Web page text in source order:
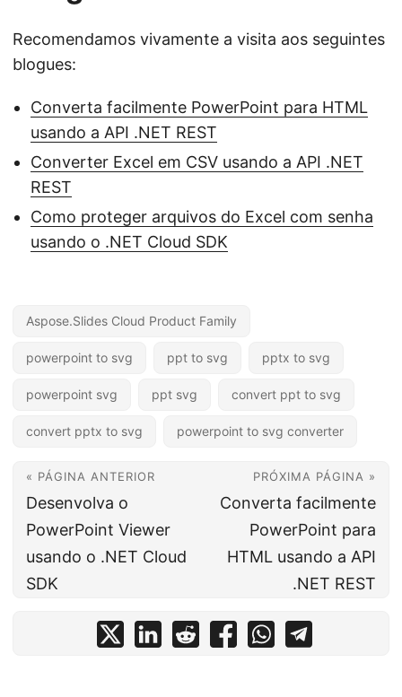
Recomendamos vivamente a visita aos seguintes
blogues:
Converta facilmente PowerPoint para HTML
usando a API .NET REST
Converter Excel em CSV usando a API .NET
REST
Como proteger arquivos do Excel com senha
usando o .NET Cloud SDK
Aspose.Slides Cloud Product Family
powerpoint to svg ppt to svg pptx to svg
powerpoint svg ppt svg convert ppt to svg
convert pptx to svg powerpoint to svg converter
« PÁGINA ANTERIOR
Desenvolva o
PowerPoint Viewer
usando o .NET Cloud
SDK
PRÓXIMA PÁGINA »
Converta facilmente
PowerPoint para
HTML usando a API
.NET REST